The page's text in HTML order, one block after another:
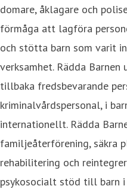
domare, åklagare och
förmåga att lagföra
och stötta barn som varit
verksamhet. Rädda
tillbaka fredsbevarande
kriminalvårdspersonal, i
internationellt. Rädda
familjeåterförening, säkra
rehabilitering och
psykosocialt stöd till barn